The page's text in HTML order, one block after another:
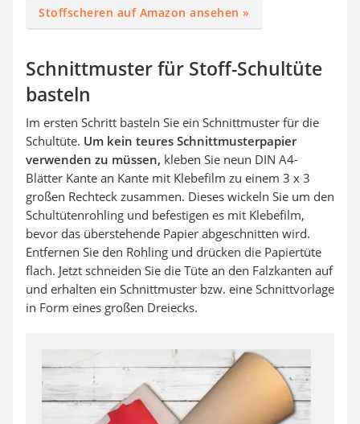
Stoffscheren auf Amazon ansehen »
Schnittmuster für Stoff-Schultüte
basteln
Im ersten Schritt basteln Sie ein Schnittmuster für die
Schultüte. Um kein teures Schnittmusterpapier
verwenden zu müssen, kleben Sie neun DIN A4-
Blätter Kante an Kante mit Klebefilm zu einem 3 x 3
großen Rechteck zusammen. Dieses wickeln Sie um den
Schultütenrohling und befestigen es mit Klebefilm,
bevor das überstehende Papier abgeschnitten wird.
Entfernen Sie den Rohling und drücken die Papiertüte
flach. Jetzt schneiden Sie die Tüte an den Falzkanten auf
und erhalten ein Schnittmuster bzw. eine Schnittvorlage
in Form eines großen Dreiecks.